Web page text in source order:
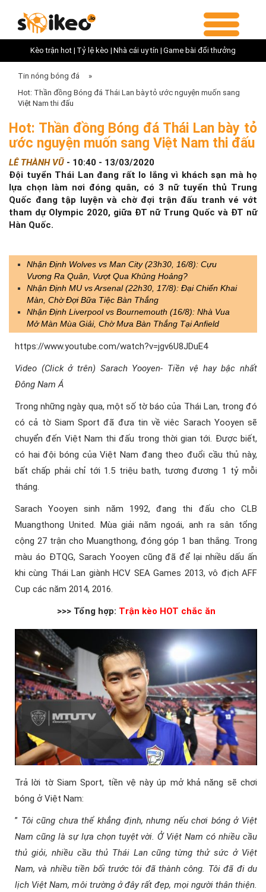
Kèo trận hot | Tỷ lệ kèo | Nhà cái uy tín | Game bài đổi thưởng
Tin nóng bóng đá
»
Hot: Thần đồng Bóng đá Thái Lan bày tỏ ước nguyện muốn sang
Việt Nam thi đấu
Hot: Thần đồng Bóng đá Thái Lan bày tỏ
ước nguyện muốn sang Việt Nam thi đấu
LÊ THÀNH VŨ - 10:40 - 13/03/2020
Đội tuyển Thái Lan đang rất lo lắng vì khách sạn mà họ
lựa chọn làm nơi đóng quân, có 3 nữ tuyển thủ Trung
Quốc đang tập luyện và chờ đợi trận đấu tranh vé vớt
tham dự Olympic 2020, giữa ĐT nữ Trung Quốc và ĐT nữ
Hàn Quốc.
Nhận Định Wolves vs Man City (23h30, 16/8): Cựu
Vương Ra Quân, Vượt Qua Khủng Hoảng?
Nhận Định MU vs Arsenal (22h30, 17/8): Đại Chiến Khai
Màn, Chờ Đợi Bữa Tiệc Bàn Thắng
Nhận Định Liverpool vs Bournemouth (16/8): Nhà Vua
Mở Màn Mùa Giải, Chờ Mưa Bàn Thắng Tại Anfield
https://www.youtube.com/watch?v=jgv6U8JDuE4
Video (Click ở trên) Sarach Yooyen- Tiền vệ hay bậc nhất
Đông Nam Á
Trong những ngày qua, một số tờ báo của Thái Lan, trong đó
có cả tờ Siam Sport đã đưa tin về viêc Sarach Yooyen sẽ
chuyển đến Việt Nam thi đấu trong thời gian tới. Được biết,
có hai đội bóng của Việt Nam đang theo đuổi cầu thủ này,
bất chấp phải chỉ tới 1.5 triệu bath, tương đương 1 tỷ mỗi
tháng.
Sarach Yooyen sinh năm 1992, đang thi đấu cho CLB
Muangthong United. Mùa giải năm ngoái, anh ra sân tổng
cộng 27 trận cho Muangthong, đóng góp 1 ban thắng. Trong
màu áo ĐTQG, Sarach Yooyen cũng đã để lại nhiều dấu ấn
khi cùng Thái Lan giành HCV SEA Games 2013, vô địch AFF
Cup các năm 2014, 2016.
>>> Tổng hợp: Trận kèo HOT chắc ăn
Trả lời tờ Siam Sport, tiền vệ này úp mở khả năng sẽ chơi
bóng ở Việt Nam:
” Tôi cũng chưa thể khẳng định, nhưng nếu chơi bóng ở Việt
Nam cũng là sự lựa chọn tuyệt vời. Ở Việt Nam có nhiều cầu
thủ giỏi, nhiều cầu thủ Thái Lan cũng từng thử sức ở Việt
Nam, và nhiều tiền bối trước tôi đã thành công. Tôi đã đi du
lịch Việt Nam, môi trường ở đây rất đẹp, mọi người thân thiện.